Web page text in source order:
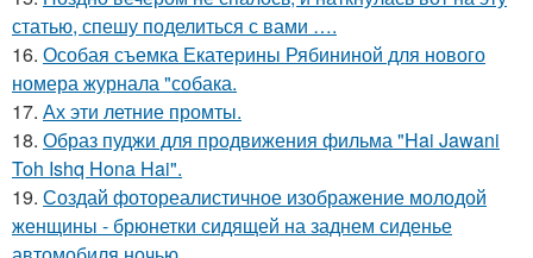
статью, спешу поделиться с вами ….
16. Особая съемка Екатерины Рябининой для нового
номера журнала "собака.
17. Ах эти летние промты.
18. Образ пуджи для продвижения фильма "Hai Jawani
Toh Ishq Hona Hai".
19. Создай фотореалистичное изображение молодой
женщины - брюнетки сидящей на заднем сиденье